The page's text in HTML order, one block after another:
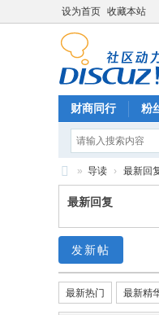
设为首页 收藏本站
财商同行 粉
圆
启
航
» 导读 › 最新回
最新回复
发新帖
最新热门 最新精